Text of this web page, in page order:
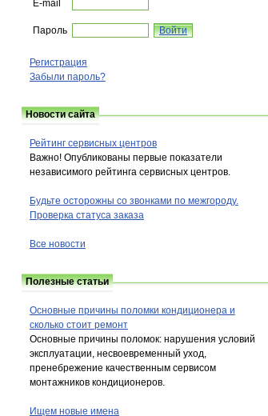
E-mail
Пароль
Регистрация
Забыли пароль?
Новости сайта
Рейтинг сервисных центров
Важно! Опубликованы первые показатели
независимого рейтинга сервисных центров.
Будьте осторожны со звонками по межгороду.
Проверка статуса заказа
Все новости
Полезные статьи
Основные причины поломки кондиционера и
сколько стоит ремонт
Основные причины поломок: нарушения условий
эксплуатации, несвоевременный уход,
пренебрежение качественным сервисом
монтажников кондиционеров.
Ищем новые имена